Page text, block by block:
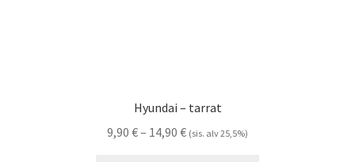
Hyundai – tarrat
9,90 €– 14,90 €Hintaluokka:
(sis. alv 25,5%)